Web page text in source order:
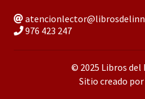
976 423 247
© 2025 Libros
Sitio creado por